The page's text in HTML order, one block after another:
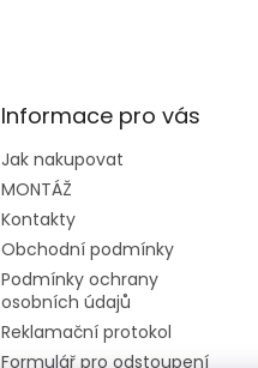
Informace pro vás
Jak nakupovat
MONTÁŽ
Kontakty
Obchodní podmínky
Podmínky ochrany
osobních údajů
Reklamační protokol
Formulář pro odstoupení